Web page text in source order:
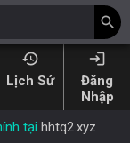
search
history
Lịch Sử
login
Đăng
Nhập
tại hhtq2.xyz